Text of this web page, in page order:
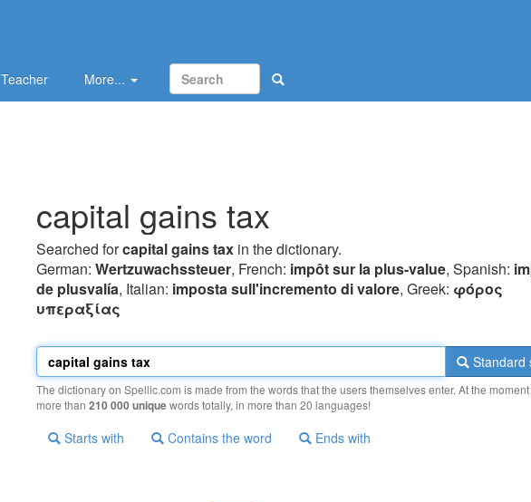
Teacher More...
capital gains tax
Searched forcapital gains tax in the dictionary.
German: Wertzuwachssteuer, French: impôt sur la plus-value, Spanish:
de plusvalía, Italian: imposta sull'incremento di valore, Greek: φόρoς
υπεραξίας
Standard
The dictionary on Spellic.com is made from the words that the users themselves enter. At the
more than 210 000 uniquewords totally, in more than 20 languages!
Starts with Contains the word Ends with